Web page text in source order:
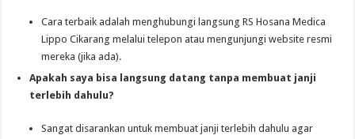
Cara terbaik adalah menghubungi langsung RS Hosana Medica
Lippo Cikarang melalui telepon atau mengunjungi website resmi
mereka (jika ada).
Apakah saya bisa langsung datang tanpa membuat janji
terlebih dahulu?
Sangat disarankan untuk membuat janji terlebih dahulu agar